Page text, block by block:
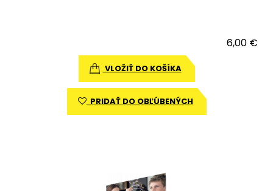
6,00 €
VLOŽIŤ DO KOŠÍKA
PRIDAŤ DO OBĽÚBENÝCH